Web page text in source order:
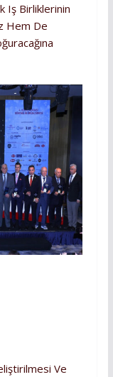
Iş Birliklerinin
Hem De
Ve